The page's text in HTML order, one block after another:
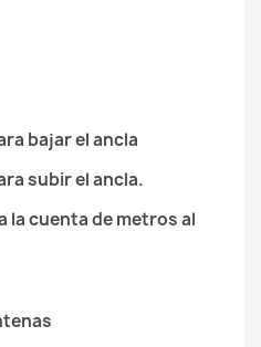
bajar el ancla
subir el ancla.
la cuenta de metros al